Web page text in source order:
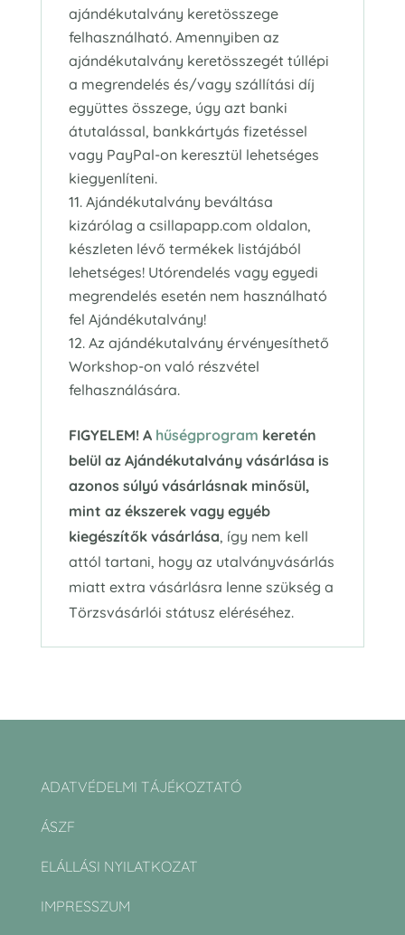
ajándékutalvány keretösszege
felhasználható. Amennyiben az
ajándékutalvány keretösszegét túllépi
a megrendelés és/vagy szállítási díj
együttes összege, úgy azt banki
átutalással, bankkártyás fizetéssel
vagy PayPal-on keresztül lehetséges
kiegyenlíteni.
Ajándékutalvány beváltása
kizárólag a csillapapp.com oldalon,
készleten lévő termékek listájából
lehetséges! Utórendelés vagy egyedi
megrendelés esetén nem használható
fel Ajándékutalvány!
Az ajándékutalvány érvényesíthető
Workshop-on való részvétel
felhasználására.
FIGYELEM! A hűségprogram keretén
belül az Ajándékutalvány vásárlása is
azonos súlyú vásárlásnak minősül,
mint az ékszerek vagy egyéb
kiegészítők vásárlása, így nem kell
attól tartani, hogy az utalványvásárlás
miatt extra vásárlásra lenne szükség a
Törzsvásárlói státusz eléréséhez.
ADATVÉDELMI TÁJÉKOZTATÓ
ÁSZF
ELÁLLÁSI NYILATKOZAT
IMPRESSZUM